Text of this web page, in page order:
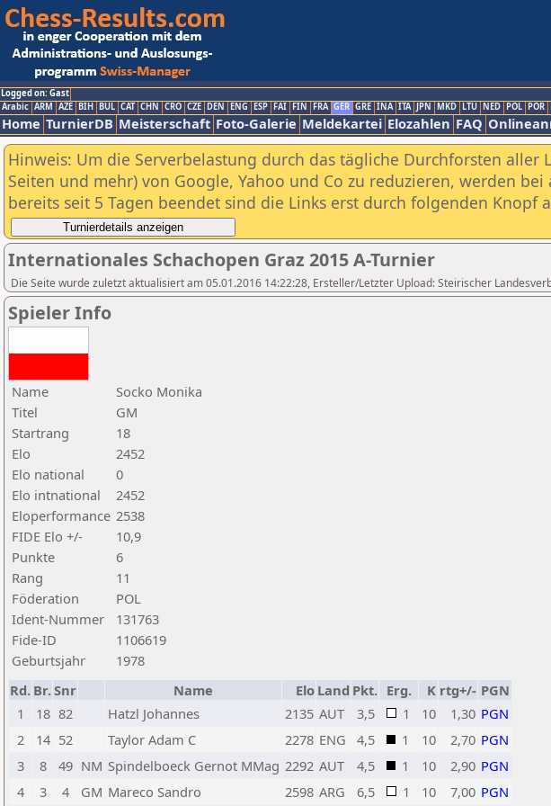
Logged on: Gast
Arabic ARM AZE BIH BUL CAT CHN CRO CZE DEN ENG ESP FAI FIN FRA GER GRE INA ITA JPN MKD LTU NED POL POR
Home TurnierDB Meisterschaft Foto-Galerie Meldekartei Elozahlen FAQ
Hinweis: Um die Serverbelastung durch das tägliche Durchforsten aller
Seiten und mehr) von Google, Yahoo und Co zu reduzieren, werden
bereits seit 5 Tagen beendet sind die Links erst durch folgenden Knopf
Internationales Schachopen Graz 2015 A-Turnier
Die Seite wurde zuletzt aktualisiert am 05.01.2016 14:22:28, Ersteller/Letzter Upload: Steirischer
Spieler Info
Name
Socko Monika
Titel
GM
Startrang
18
Elo
2452
Elo national
0
Elo intnational
2452
Eloperformance 2538
FIDE Elo +/-
10,9
Punkte
6
Rang
11
Föderation
POL
Ident-Nummer
131763
Fide-ID
1106619
Geburtsjahr
1978
Rd. Br.Snr Name Elo Land Pkt. Erg. K rtg+/- PGN
1
18 82 Hatzl Johannes 2135 AUT 3,5 1 10 1,30 PGN
2
14 52 Taylor Adam C 2278 ENG 4,5 1 10 2,70 PGN
3
8 49 NM Spindelboeck Gernot MMag 2292 AUT 4,5 1 10 2,90 PGN
4
3 4 GM Mareco Sandro 2598 ARG 6,5 1 10 7,00 PGN